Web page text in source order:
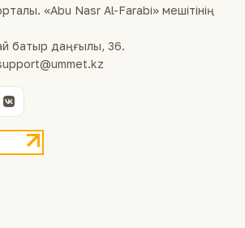
«Abu Nasr Al-Farabi» мешітінің
батыр даңғылы, 36.